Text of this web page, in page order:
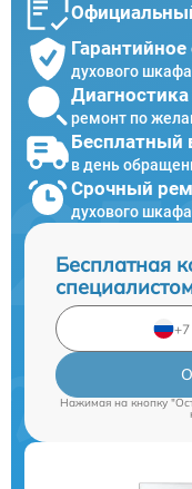
духового
ремонт по
Бесплатный
в день
Срочный
духового
Бесплатная
Нажимая на кнопку